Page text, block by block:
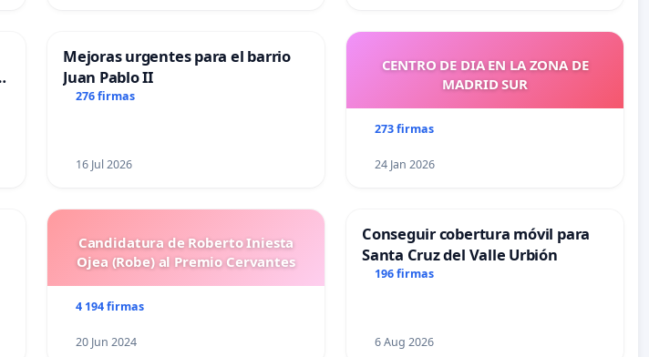
Mejoras urgentes para el barrio
Juan Pablo II
276 firmas
16 Jul 2026
CENTRO DE DIA EN LA ZONA DE
MADRID SUR
273 firmas
24 Jan 2026
Candidatura de Roberto Iniesta
Ojea (Robe) al Premio Cervantes
4 194 firmas
20 Jun 2024
Conseguir cobertura móvil para
Santa Cruz del Valle Urbión
196 firmas
6 Aug 2026